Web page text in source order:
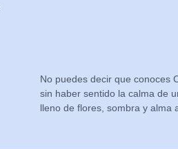
No puedes decir que conoces
sin haber sentido la calma de
lleno de flores, sombra y alma